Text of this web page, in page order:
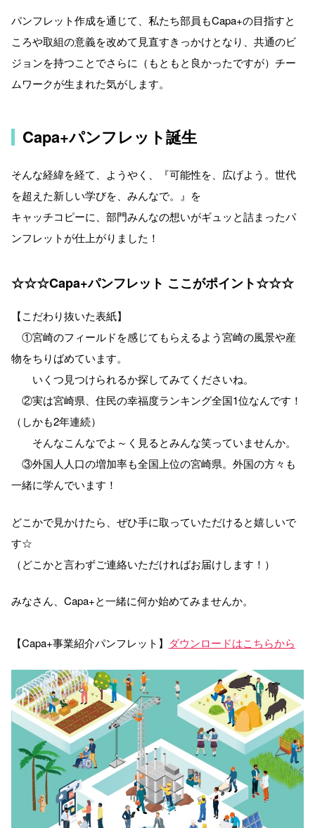
パンフレット作成を通じて、私たち部員もCapa+の目指すと
ころや取組の意義を改めて見直すきっかけとなり、共通のビ
ジョンを持つことでさらに（もともと良かったですが）チー
ムワークが生まれた気がします。
Capa+パンフレット誕生
そんな経緯を経て、ようやく、『可能性を、広げよう。世代
を超えた新しい学びを、みんなで。』を
キャッチコピーに、部門みんなの想いがギュッと詰まったパ
ンフレットが仕上がりました！
☆☆☆Capa+パンフレット ここがポイント☆☆☆
【こだわり抜いた表紙】
①宮崎のフィールドを感じてもらえるよう宮崎の風景や産
物をちりばめています。
いくつ見つけられるか探してみてくださいね。
②実は宮崎県、住民の幸福度ランキング全国1位なんです！
（しかも2年連続）
そんなこんなでよ～く見るとみんな笑っていませんか。
③外国人人口の増加率も全国上位の宮崎県。外国の方々も
一緒に学んでいます！
どこかで見かけたら、ぜひ手に取っていただけると嬉しいで
す☆
（どこかと言わずご連絡いただければお届けします！）
みなさん、Capa+と一緒に何か始めてみませんか。
【Capa+事業紹介パンフレット】 ダウンロードはこちらから